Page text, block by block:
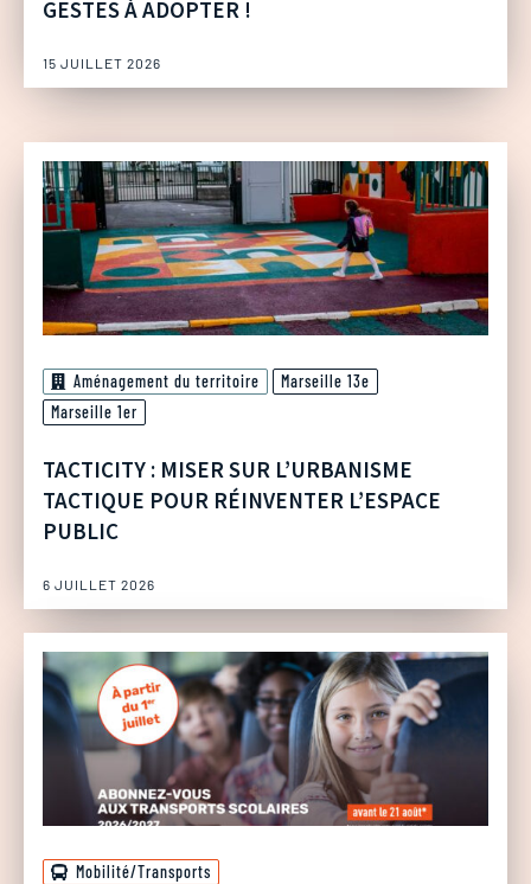
GESTES À ADOPTER !
15 JUILLET 2026
Aménagement du territoire
Marseille 13e
Marseille 1er
TACTICITY : MISER SUR L’URBANISME
TACTIQUE POUR RÉINVENTER L’ESPACE
PUBLIC
6 JUILLET 2026
Mobilité/Transports